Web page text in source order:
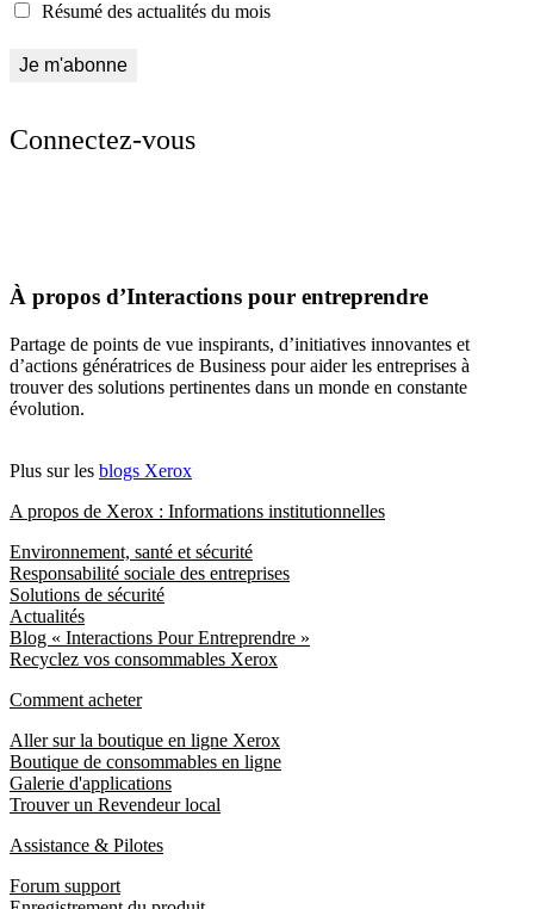
Résumé des actualités du mois
Connectez-vous
À propos d’Interactions pour entreprendre
Partage de points de vue inspirants, d’initiatives innovantes et
d’actions génératrices de Business pour aider les entreprises à
trouver des solutions pertinentes dans un monde en constante
évolution.
Plus sur les blogs Xerox
A propos de Xerox : Informations institutionnelles
Environnement, santé et sécurité
Responsabilité sociale des entreprises
Solutions de sécurité
Actualités
Blog « Interactions Pour Entreprendre »
Recyclez vos consommables Xerox
Comment acheter
Aller sur la boutique en ligne Xerox
Boutique de consommables en ligne
Galerie d'applications
Trouver un Revendeur local
Assistance & Pilotes
Forum support